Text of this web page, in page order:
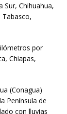
Sur, Chihuahua,
Tabasco,
por
Chiapas,
(Conagua)
Península de
con lluvias